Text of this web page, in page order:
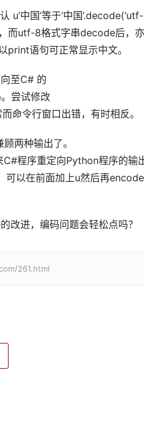
中国’等于’中国
而utf-8格式字串decode后，
print语句可正常显示中文。
至C# 的
尝试修改
令行窗口出错，有时相反。
两种输出了。
程序重定向Python程序的输
以在前面加上u然后再
改进，编码问题会轻松点吗？
261.html